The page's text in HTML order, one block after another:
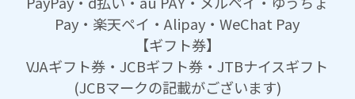
Pay・楽天ペイ・Alipay・WeChat Pay
【ギフト券】
VJAギフト券・JCBギフト券・JTBナイスギフト
(JCBマークの記載がございます)